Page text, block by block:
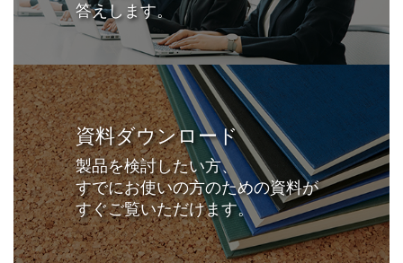
答えします。
資料ダウンロード
製品を検討したい方、
すでにお使いの方のための資料が
すぐご覧いただけます。